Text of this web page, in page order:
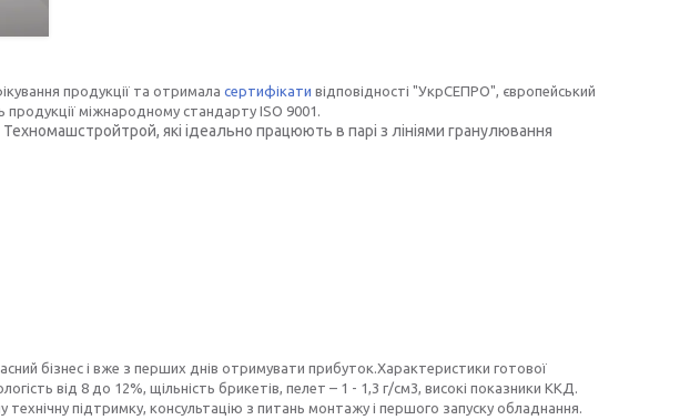
продукції та отримала сертифікати відповідності "УкрСЕПРО", європейський
продукції міжнародному стандарту ISO 9001.
які ідеально працюють в парі з лініями гранулювання
бізнес і вже з перших днів отримувати прибуток.Характеристики готової
від 8 до 12%, щільність брикетів, пелет – 1 - 1,3 г/см3, високі показники ККД.
технічну підтримку, консультацію з питань монтажу і першого запуску обладнання.